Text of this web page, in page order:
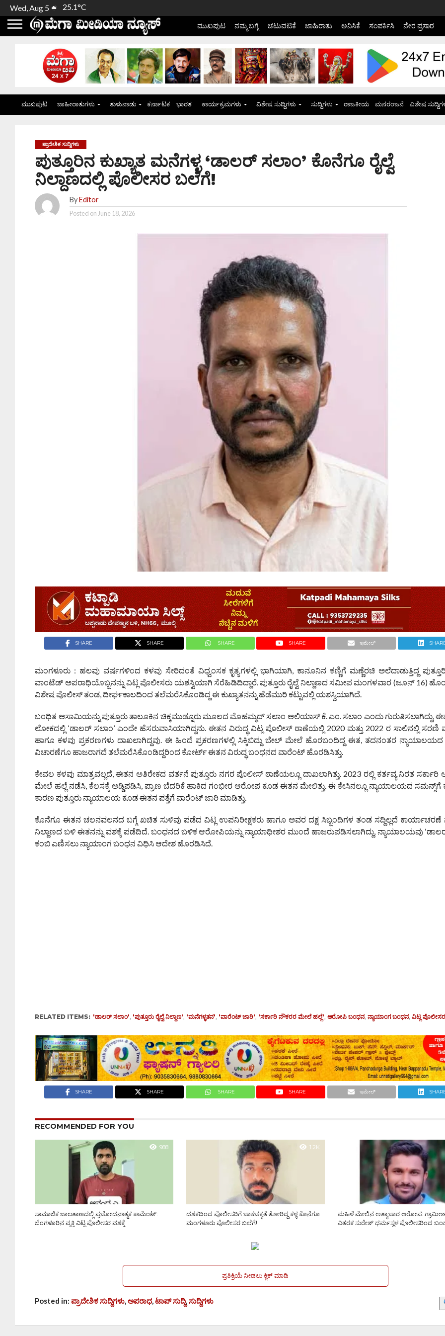
Wed, Aug 5 25.1°C
ಮುಖಪುಟ ನಮ್ಮ ಬಗ್ಗೆ ಚಟುವಟಿಕೆ ಜಾಹಿರಾತು ಅನಿಸಿಕೆ ಸಂಪರ್ಕಿಸಿ ನೇರ ಪ್ರಸಾರ
ಮುಖಪುಟ ಜಾಹೀರಾತುಗಳು ತುಳುನಾಡು ಕರ್ನಾಟಕ ಭಾರತ ಕಾರ್ಯಕ್ರಮಗಳು ವಿಶೇಷ ಸುದ್ದಿಗಳು ಸುದ್ದಿಗಳು ರಾಜಕೀಯ ಮನರಂಜನೆ ವಿಶೇಷ
ಪ್ರಾದೇಶಿಕ ಸುದ್ದಿಗಳು
ಪುತ್ತೂರಿನ ಕುಖ್ಯಾತ ಮನೆಗಳ್ಳ ‘ಡಾಲರ್ ಸಲಾಂ’ ಕೊನೆಗೂ ರೈಲ್ವೆ
ನಿಲ್ದಾಣದಲ್ಲಿ ಪೊಲೀಸರ ಬಲೆಗೆ!
By Editor
Posted on June 18, 2026
SHARE SHARE SHARE SHARE ಇಮೇಲ್
ಮಂಗಳೂರು : ಹಲವು ವರ್ಷಗಳಿಂದ ಕಳವು ಸೇರಿದಂತೆ ವಿಧ್ವಂಸಕ ಕೃತ್ಯಗಳಲ್ಲಿ ಭಾಗಿಯಾಗಿ, ಕಾನೂನಿನ ಕಣ್ಣಿಗೆ ಮಣ್ಣೆರಚಿ ಅಲೆದಾಡುತ್ತಿದ್ದ
ವಾಂಟೆಡ್ ಅಪರಾಧಿಯೊಬ್ಬನನ್ನು ವಿಟ್ಲ ಪೊಲೀಸರು ಯಶಸ್ವಿಯಾಗಿ ಸೆರೆಹಿಡಿದಿದ್ದಾರೆ. ಪುತ್ತೂರು ರೈಲ್ವೆ ನಿಲ್ದಾಣದ ಸಮೀಪ ಮಂಗಳವಾರ (ಜೂನ್ 16)
ವಿಶೇಷ ಪೊಲೀಸ್ ತಂಡ, ದೀರ್ಘಕಾಲದಿಂದ ತಲೆಮರೆಸಿಕೊಂಡಿದ್ದ ಈ ಕುಖ್ಯಾತನನ್ನು ಹೆಡೆಮುರಿ ಕಟ್ಟುವಲ್ಲಿ ಯಶಸ್ವಿಯಾಗಿದೆ.
ಬಂಧಿತ ಅಸಾಮಿಯನ್ನು ಪುತ್ತೂರು ತಾಲೂಕಿನ ಚಿಕ್ಕಮುಡ್ನೂರು ಮೂಲದ ಮೊಹಮ್ಮದ್ ಸಲಾಂ ಅಲಿಯಾಸ್ ಕೆ. ಎಂ. ಸಲಾಂ ಎಂದು ಗುರುತಿಸಲಾಗಿದ್ದು,
ಲೋಕದಲ್ಲಿ ‘ಡಾಲರ್ ಸಲಾಂ’ ಎಂದೇ ಹೆಸರುವಾಸಿಯಾಗಿದ್ದನು. ಈತನ ವಿರುದ್ಧ ವಿಟ್ಲ ಪೊಲೀಸ್ ಠಾಣೆಯಲ್ಲಿ 2020 ಮತ್ತು 2022 ರ ಸಾಲಿನಲ್ಲಿ ಸರಣಿ
ಹಾಗೂ ಕಳವು ಪ್ರಕರಣಗಳು ದಾಖಲಾಗಿದ್ದವು. ಈ ಹಿಂದೆ ಪ್ರಕರಣಗಳಲ್ಲಿ ಸಿಕ್ಕಿಬಿದ್ದು ಬೇಲ್ ಮೇಲೆ ಹೊರಬಂದಿದ್ದ ಈತ, ತದನಂತರ
ವಿಚಾರಣೆಗೂ ಹಾಜರಾಗದೆ ತಲೆಮರೆಸಿಕೊಂಡಿದ್ದರಿಂದ ಕೋರ್ಟ್ ಈತನ ವಿರುದ್ಧ ಬಂಧನದ ವಾರೆಂಟ್ ಹೊರಡಿಸಿತ್ತು.
ಕೇವಲ ಕಳವು ಮಾತ್ರವಲ್ಲದೆ, ಈತನ ಅತಿರೇಕದ ವರ್ತನೆ ಪುತ್ತೂರು ನಗರ ಪೊಲೀಸ್ ಠಾಣೆಯಲ್ಲೂ ದಾಖಲಾಗಿತ್ತು. 2023 ರಲ್ಲಿ ಕರ್ತವ್ಯ ನಿರತ ಸರ್ಕಾರಿ
ಮೇಲೆ ಹಲ್ಲೆ ನಡೆಸಿ, ಕೆಲಸಕ್ಕೆ ಅಡ್ಡಿಪಡಿಸಿ, ಪ್ರಾಣ ಬೆದರಿಕೆ ಹಾಕಿದ ಗಂಭೀರ ಆರೋಪ ಕೂಡ ಈತನ ಮೇಲಿತ್ತು. ಈ ಕೇಸಿನಲ್ಲೂ ನ್ಯಾಯಾಲಯದ ಸಮನ್ಸ್‌ಗೆ
ಕಾರಣ ಪುತ್ತೂರು ನ್ಯಾಯಾಲಯ ಕೂಡ ಈತನ ಪತ್ತೆಗೆ ವಾರೆಂಟ್ ಜಾರಿ ಮಾಡಿತ್ತು.
ಕೊನೆಗೂ ಈತನ ಚಲನವಲನದ ಬಗ್ಗೆ ಖಚಿತ ಸುಳಿವು ಪಡೆದ ವಿಟ್ಲ ಉಪನಿರೀಕ್ಷಕರು ಹಾಗೂ ಅವರ ದಕ್ಷ ಸಿಬ್ಬಂದಿಗಳ ತಂಡ ಸದ್ದಿಲ್ಲದೆ ಕಾರ್ಯಾಚರಣೆ
ನಿಲ್ದಾಣದ ಬಳಿ ಈತನನ್ನು ವಶಕ್ಕೆ ಪಡೆದಿದೆ. ಬಂಧನದ ಬಳಿಕ ಆರೋಪಿಯನ್ನು ನ್ಯಾಯಾಧೀಶರ ಮುಂದೆ ಹಾಜರುಪಡಿಸಲಾಗಿದ್ದು, ನ್ಯಾಯಾಲಯವು
ಕಂಬಿ ಎಣಿಸಲು ನ್ಯಾಯಾಂಗ ಬಂಧನ ವಿಧಿಸಿ ಆದೇಶ ಹೊರಡಿಸಿದೆ.
RELATED ITEMS: 'ಡಾಲರ್ ಸಲಾಂ', 'ಪುತ್ತೂರು ರೈಲ್ವೆ ನಿಲ್ದಾಣ', 'ಮನೆಗಳ್ಳತನ', 'ವಾರೆಂಟ್ ಜಾರಿ', 'ಸರ್ಕಾರಿ ನೌಕರರ ಮೇಲೆ ಹಲ್ಲೆ',ಆರೋಪಿ ಬಂಧನ,ನ್ಯಾಯಾಂಗ ಬಂಧನ,ವಿಟ್ಲ
SHARE SHARE SHARE SHARE ಇಮೇಲ್
RECOMMENDED FOR YOU
988
ಸಾಮಾಜಿಕ ಜಾಲತಾಣದಲ್ಲಿ ಪ್ರಚೋದನಾತ್ಮಕ ಕಾಮೆಂಟ್:
ಬೆಂಗಳೂರಿನ ವ್ಯಕ್ತಿ ವಿಟ್ಲ ಪೊಲೀಸರ ವಶಕ್ಕೆ
1.2K
ದಶಕದಿಂದ ಪೊಲೀಸರಿಗೆ ಚಾಕಚಕ್ಯತೆ ತೋರಿದ್ದ ಕಳ್ಳ ಕೊನೆಗೂ
ಮಂಗಳೂರು ಪೊಲೀಸರ ಬಲೆಗೆ!
ಮಹಿಳೆ ಮೇಲಿನ ಅತ್ಯಾಚಾರ ಆರೋಪ:
ವಿತರಕ ಸುರೇಶ್ ಧರ್ಮಸ್ಥಳ ಪೊಲೀಸರಿಂದ
ಪ್ರತಿಕ್ರಿಯೆ ನೀಡಲು ಕ್ಲಿಕ್ ಮಾಡಿ
Posted in:ಪ್ರಾದೇಶಿಕ ಸುದ್ದಿಗಳು,ಅಪರಾಧ,ಟಾಪ್ ಸುದ್ದಿ,ಸುದ್ದಿಗಳು